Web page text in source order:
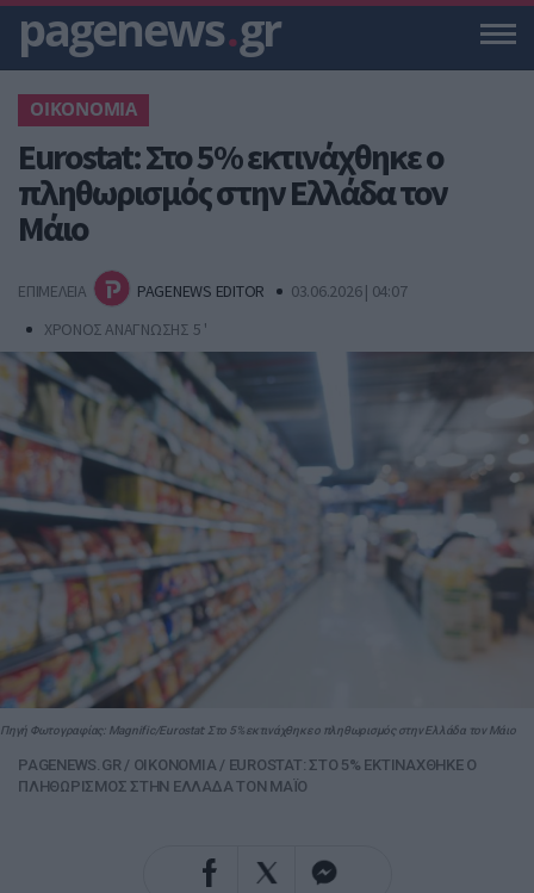
pagenews.gr
ΟΙΚΟΝΟΜΙΑ
Eurostat: Στο 5% εκτινάχθηκε ο
πληθωρισμός στην Ελλάδα τον
Μάιο
ΕΠΙΜΕΛΕΙΑ PAGENEWS EDITOR
03.06.2026 | 04:07
ΧΡΟΝΟΣ ΑΝΑΓΝΩΣΗΣ 5 '
Πηγή Φωτογραφίας: Magnific/Eurostat: Στο 5% εκτινάχθηκε ο πληθωρισμός στην Ελλάδα τον Μάιο
PAGENEWS.GR / ΟΙΚΟΝΟΜΙΑ / EUROSTAT: ΣΤΟ 5% ΕΚΤΙΝΑΧΘΗΚΕ Ο
ΠΛΗΘΩΡΙΣΜΟΣ ΣΤΗΝ ΕΛΛΑΔΑ ΤΟΝ ΜΑΪΟ